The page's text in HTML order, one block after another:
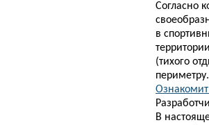
Согласно
в
(тихого
периметру.
В